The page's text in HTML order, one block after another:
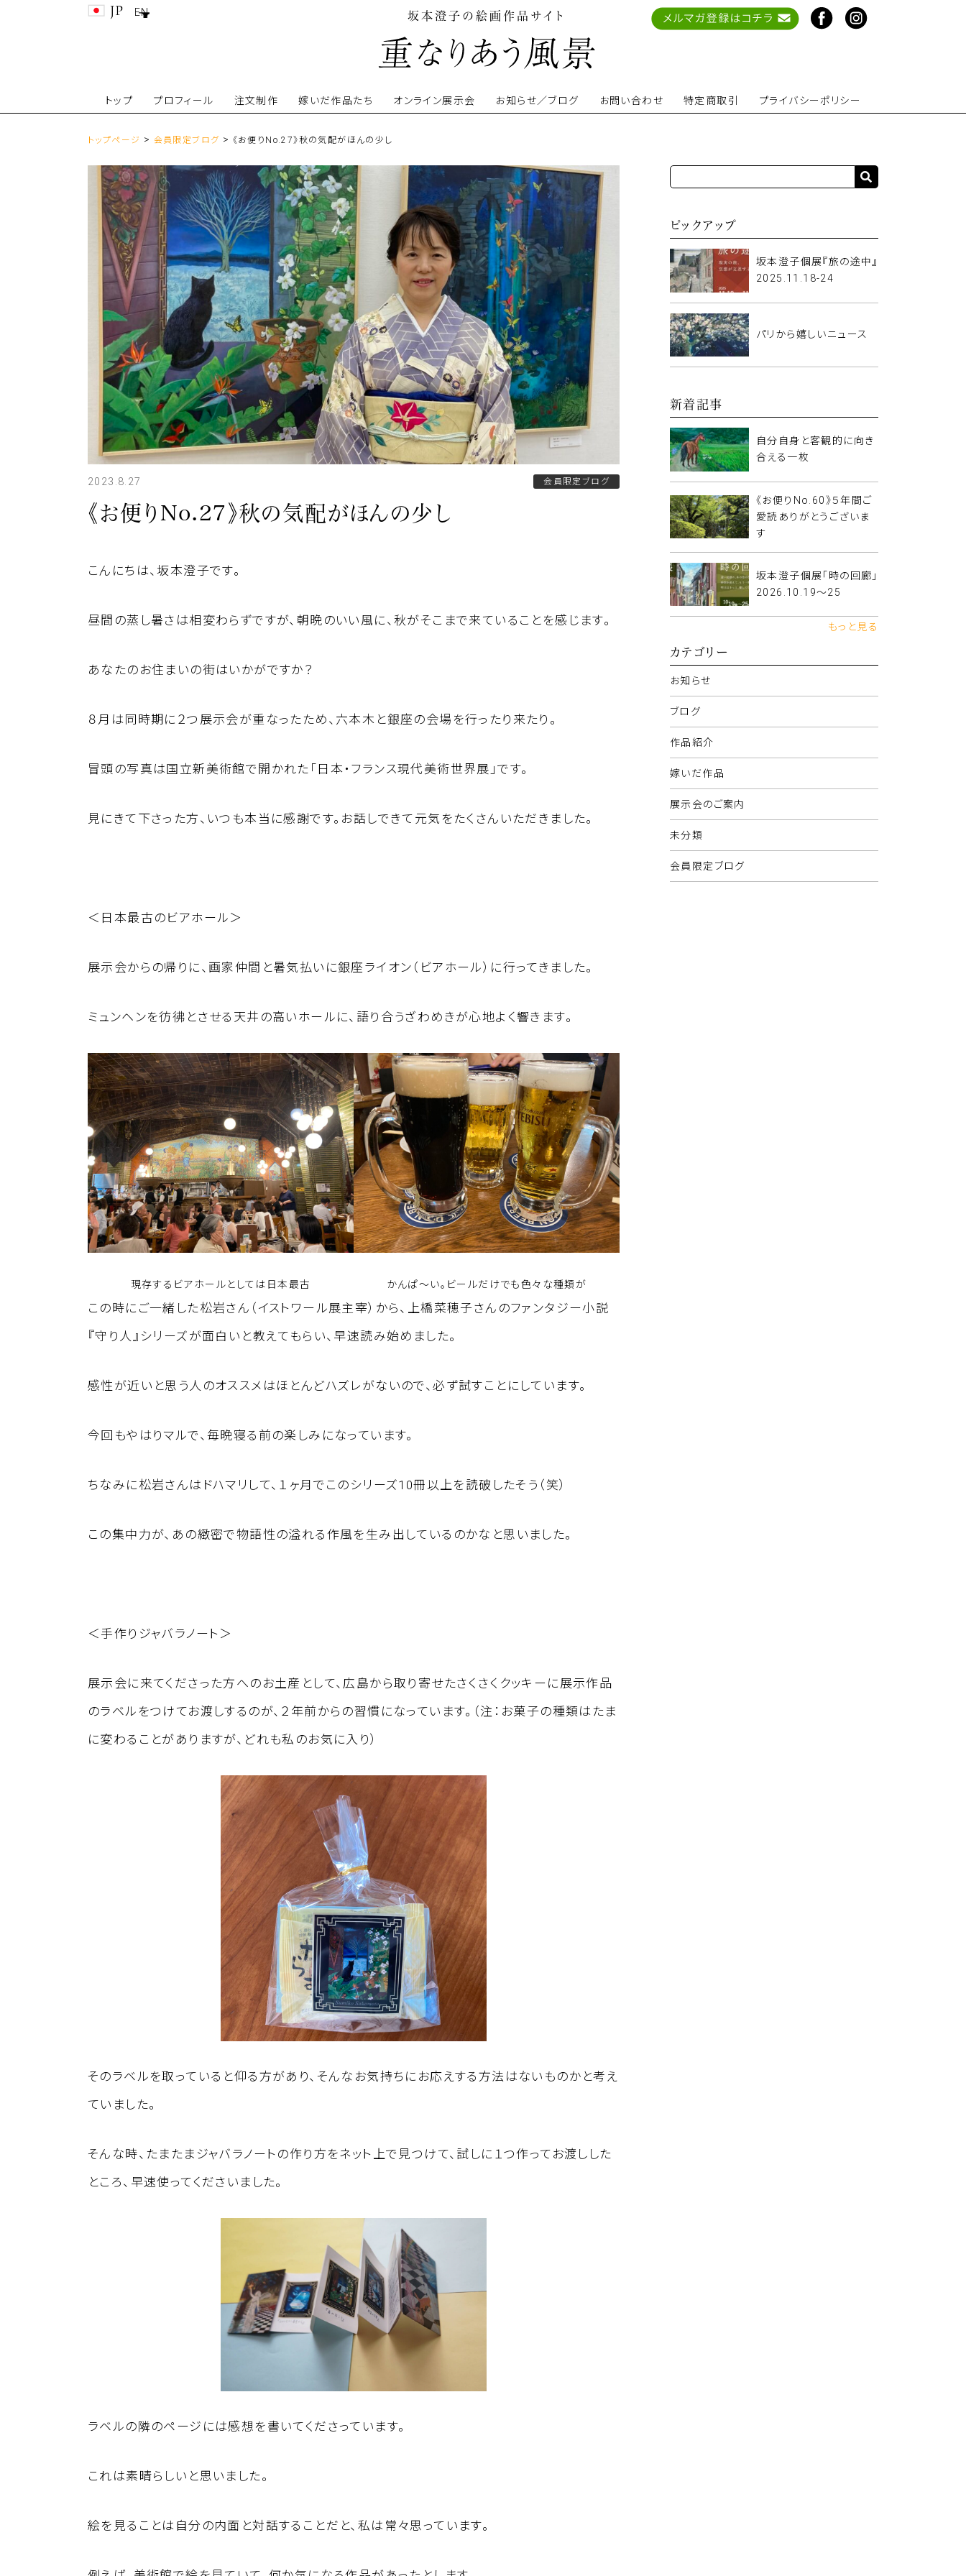
EN 坂本澄子の絵画作品サイト
トップ プロフィール 注文制作 嫁いだ作品たち オンライン展示会 お知らせ／ブログ お問い合わせ 特定商取引 プライバシーポリシー
トップページ > 会員限定ブログ > 《お便りNo.27》秋の気配がほんの少し
2023.8.27 会員限定ブログ
《お便りNo.27》秋の気配がほんの少し
こんにちは、坂本澄子です。
昼間の蒸し暑さは相変わらずですが、朝晩のいい風に、秋がそこまで来ていることを感じます。
あなたのお住まいの街はいかがですか？
８月は同時期に２つ展示会が重なったため、六本木と銀座の会場を行ったり来たり。
冒頭の写真は国立新美術館で開かれた「日本・フランス現代美術世界展」です。
見にきて下さった方、いつも本当に感謝です。お話しできて元気をたくさんいただきました。
＜日本最古のビアホール＞
展示会からの帰りに、画家仲間と暑気払いに銀座ライオン（ビアホール）に行ってきました。
ミュンヘンを彷彿とさせる天井の高いホールに、語り合うざわめきが心地よく響きます。
現存するビアホールとしては日本最古 かんぱ〜い。ビールだけでも色々な種類が
この時にご一緒した松岩さん（イストワール展主宰）から、上橋菜穂子さんのファンタジー小説
『守り人』シリーズが面白いと教えてもらい、早速読み始めました。
感性が近いと思う人のオススメはほとんどハズレがないので、必ず試すことにしています。
今回もやはりマルで、毎晩寝る前の楽しみになっています。
ちなみに松岩さんはドハマリして、１ヶ月でこのシリーズ10冊以上を読破したそう（笑）
この集中力が、あの緻密で物語性の溢れる作風を生み出しているのかなと思いました。
＜手作りジャバラノート＞
展示会に来てくださった方へのお土産として、広島から取り寄せたさくさくクッキーに展示作品
のラベルをつけてお渡しするのが、２年前からの習慣になっています。（注：お菓子の種類はたま
に変わることがありますが、どれも私のお気に入り）
そのラベルを取っていると仰る方があり、そんなお気持ちにお応えする方法はないものかと考え
ていました。
そんな時、たまたまジャバラノートの作り方をネット上で見つけて、試しに１つ作ってお渡しした
ところ、早速使ってくださいました。
ラベルの隣のページには感想を書いてくださっています。
これは素晴らしいと思いました。
絵を見ることは自分の内面と対話することだと、私は常々思っています。
ピックアップ
坂本澄子個展『旅の途中』
2025.11.18-24
パリから嬉しいニュース
新着記事
自分自身と客観的に向き
合える一枚
《お便りNo.60》５年間ご
愛読ありがとうございま
す
坂本澄子個展「時の回廊」
2026.10.19〜25
もっと見る
カテゴリー
お知らせ
ブログ
作品紹介
嫁いだ作品
展示会のご案内
未分類
会員限定ブログ